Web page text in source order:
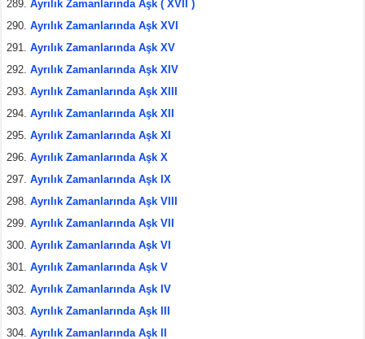
Ayrılık Zamanlarında Aşk ( XVII )
Ayrılık Zamanlarında Aşk XVI
Ayrılık Zamanlarında Aşk XV
Ayrılık Zamanlarında Aşk XIV
Ayrılık Zamanlarında Aşk XIII
Ayrılık Zamanlarında Aşk XII
Ayrılık Zamanlarında Aşk XI
Ayrılık Zamanlarında Aşk X
Ayrılık Zamanlarında Aşk IX
Ayrılık Zamanlarında Aşk VIII
Ayrılık Zamanlarında Aşk VII
Ayrılık Zamanlarında Aşk VI
Ayrılık Zamanlarında Aşk V
Ayrılık Zamanlarında Aşk IV
Ayrılık Zamanlarında Aşk III
Ayrılık Zamanlarında Aşk II